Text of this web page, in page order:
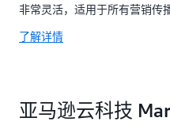
非常灵活，适用于所有营销传
了解详情
亚马逊云科技